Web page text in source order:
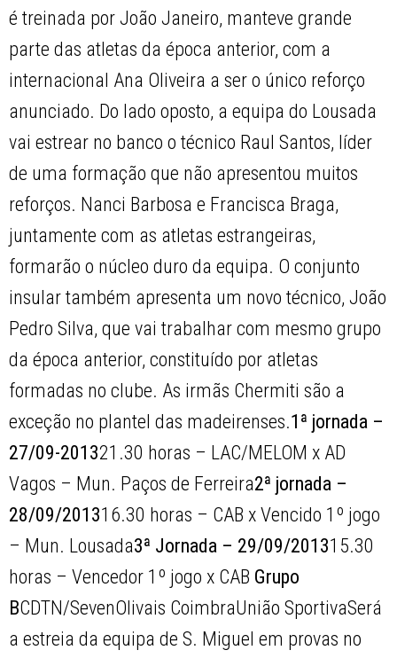
é treinada por João Janeiro, manteve grande
parte das atletas da época anterior, com a
internacional Ana Oliveira a ser o único reforço
anunciado. Do lado oposto, a equipa do Lousada
vai estrear no banco o técnico Raul Santos, líder
de uma formação que não apresentou muitos
reforços. Nanci Barbosa e Francisca Braga,
juntamente com as atletas estrangeiras,
formarão o núcleo duro da equipa. O conjunto
insular também apresenta um novo técnico, João
Pedro Silva, que vai trabalhar com mesmo grupo
da época anterior, constituído por atletas
formadas no clube. As irmãs Chermiti são a
exceção no plantel das madeirenses.1ª jornada –
27/09-201321.30 horas – LAC/MELOM x AD
Vagos – Mun. Paços de Ferreira2ª jornada –
28/09/201316.30 horas – CAB x Vencido 1º jogo
– Mun. Lousada3ª Jornada – 29/09/201315.30
horas – Vencedor 1º jogo x CAB Grupo
BCDTN/SevenOlivais CoimbraUnião SportivaSerá
a estreia da equipa de S. Miguel em provas no